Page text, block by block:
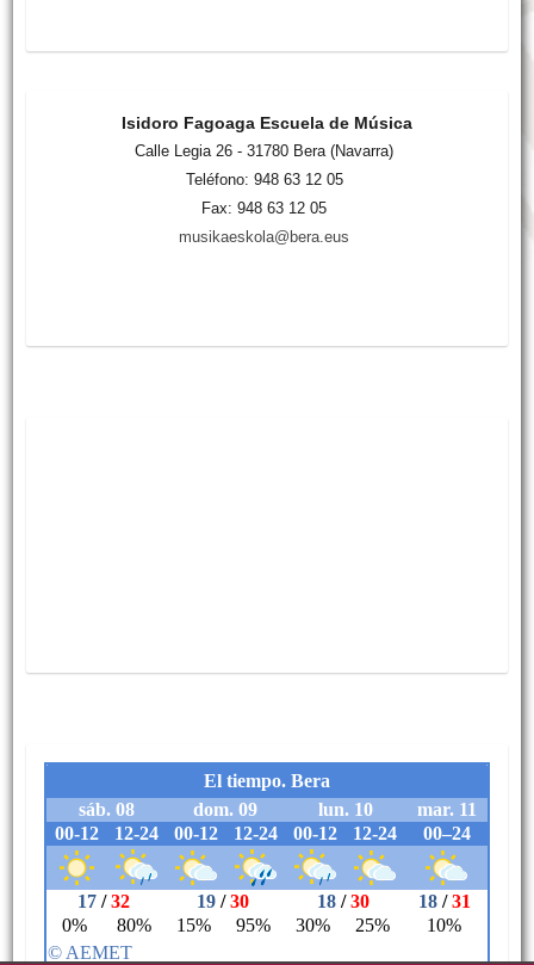
Isidoro Fagoaga Escuela de Música
Calle Legia 26 - 31780 Bera (Navarra)
Teléfono: 948 63 12 05
Fax: 948 63 12 05
musikaeskola@bera.eus